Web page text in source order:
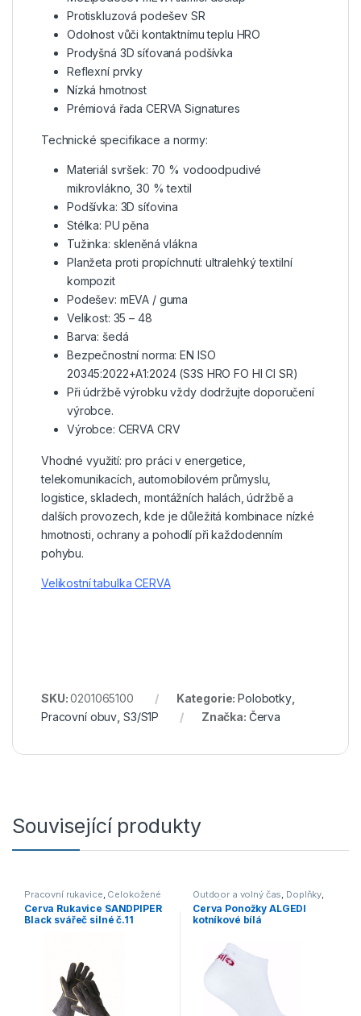
Protiskluzová podešev SR
Odolnost vůči kontaktnímu teplu HRO
Prodyšná 3D síťovaná podšívka
Reflexní prvky
Nízká hmotnost
Prémiová řada CERVA Signatures
Technické specifikace a normy:
Materiál svršek: 70 % vodoodpudivé
mikrovlákno, 30 % textil
Podšívka: 3D síťovina
Stélka: PU pěna
Tužinka: skleněná vlákna
Planžeta proti propíchnutí: ultralehký textilní
kompozit
Podešev: mEVA / guma
Velikost: 35 – 48
Barva: šedá
Bezpečnostní norma: EN ISO
20345:2022+A1:2024 (S3S HRO FO HI CI SR)
Při údržbě výrobku vždy dodržujte doporučení
výrobce.
Výrobce: CERVA CRV
Vhodné využití: pro práci v energetice,
telekomunikacích, automobilovém průmyslu,
logistice, skladech, montážních halách, údržbě a
dalších provozech, kde je důležitá kombinace nízké
hmotnosti, ochrany a pohodlí při každodenním
pohybu.
Velikostní tabulka CERVA
SKU:0201065100 Kategorie:Polobotky,
Pracovní obuv S3/S1P Značka: Červa
Související produkty
Pracovní rukavice Celokožené
Cerva Rukavice SANDPIPER
Black svářeč silné č.11
Outdoor a volný čas Doplňky
Ponožky
Cerva Ponožky ALGEDI
kotníkové bílá